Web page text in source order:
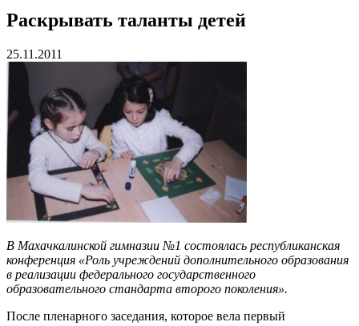
Раскрывать таланты детей
25.11.2011
В Махачкалинской гимназии №1 состоялась республиканская
конференция «Роль учреждений дополнительного образования
в реализации федерального государственного
образовательного стандарта второго поколения».
После пленарного заседания, которое вела первый